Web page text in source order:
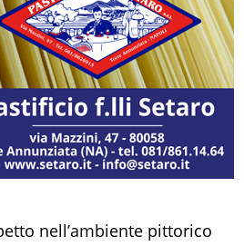
nell’ambiente pittorico